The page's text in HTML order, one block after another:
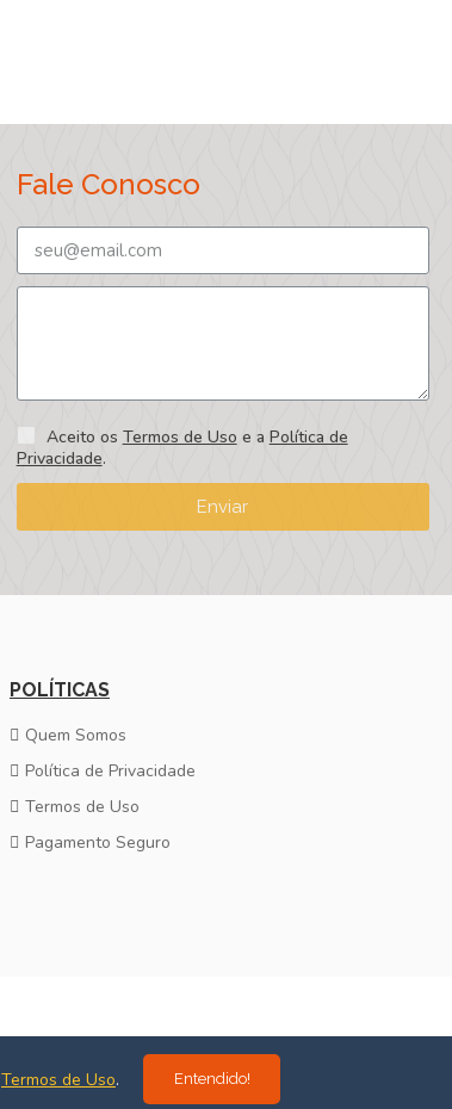
Fale Conosco
Aceito os Termos de Uso e a Política de
Privacidade.
Enviar
POLÍTICAS
Quem Somos
Política de Privacidade
Termos de Uso
Pagamento Seguro
Desenvolvido porEstúdio Massa
Termos de Uso. Entendido!